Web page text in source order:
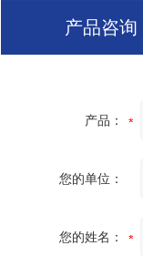
产品咨询
产品：
您的单位：
您的姓名：